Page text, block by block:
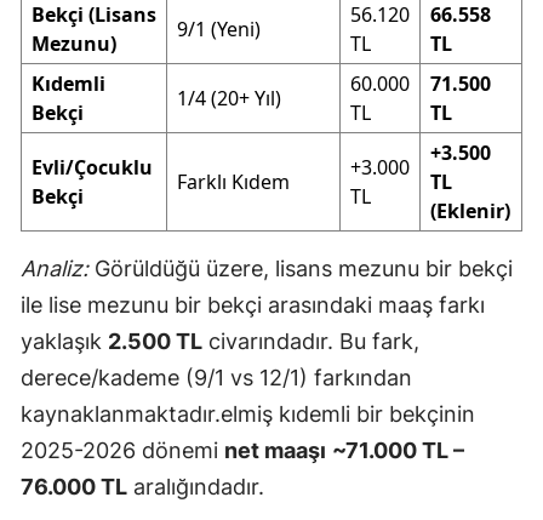
Bekçi (Lisans
Mezunu)
9/1 (Yeni)
56.120
TL
66.558
TL
Kıdemli
Bekçi
1/4 (20+ Yıl)
60.000
TL
71.500
TL
Evli/Çocuklu
Bekçi
Farklı Kıdem
+3.000
TL
+3.500
TL
(Eklenir)
Analiz:Görüldüğü üzere, lisans mezunu bir bekçi
ile lise mezunu bir bekçi arasındaki maaş farkı
yaklaşık 2.500 TL civarındadır. Bu fark,
derece/kademe (9/1 vs 12/1) farkından
kaynaklanmaktadır.elmiş kıdemli bir bekçinin
2025-2026 dönemi net maaşı ~71.000 TL –
76.000 TL aralığındadır.